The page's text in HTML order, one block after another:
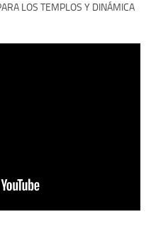
LOS TEMPLOS Y DINÁMICA